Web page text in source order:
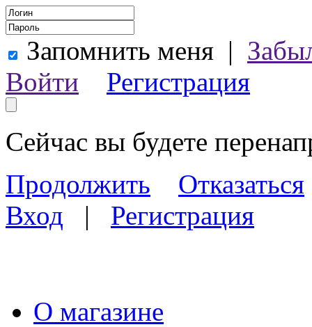
Запомнить меня |
Войти
Регистрация
Сейчас вы будете
Продолжить
Отказаться
Вход | Регистрация
О магазине